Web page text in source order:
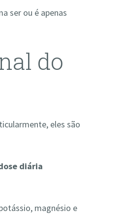
ser ou é apenas
do
eles são
diária
magnésio e